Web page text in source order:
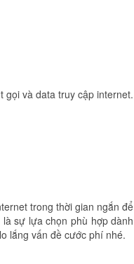
và data truy cập internet.
trong thời gian ngắn để
là sự lựa chọn phù hợp dành
lắng vấn đề cước phí nhé.